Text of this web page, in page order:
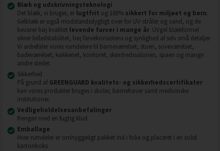
Blæk og udskrivningsteknologi
Det blæk, vi bruger, er lugtfrit og 100% sikkert for miljøet og børn.
Gelblæk er også modstandsdygtigt over for UV-stråler og vand, og de
bevarer høj kvalitet levende farver i mange år. UVgel blækformel
sikrer billedstabilitet, høj farvekonsistens og synlighed af selv små detaljer.
Vi anbefaler vores rumdelere til børneværelset, stuen, soveværelset,
badeværelset, køkkenet, kontoret, skønhedssalonen, spaen og mange
andre steder.
Sikkerhed
På grund af GREENGUARD kvalitets- og sikkerhedscertifikater
kan vores produkter bruges i skoler, børnehaver samt medicinske
institutioner.
Vedligeholdelsesanbefalinger
Rengør med en fugtig klud.
Emballage
Hver rumdeler er omhyggeligt pakket ind i folie og placeret i en solid
kartonboks.